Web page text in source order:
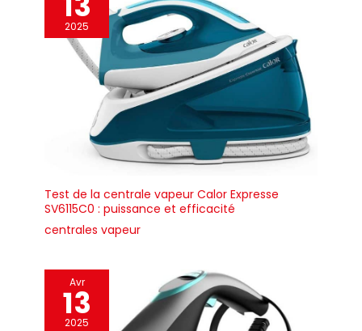
2025
Test de la centrale vapeur Calor Expresse
SV6115C0 : puissance et efficacité
centrales vapeur
Avr
13
2025